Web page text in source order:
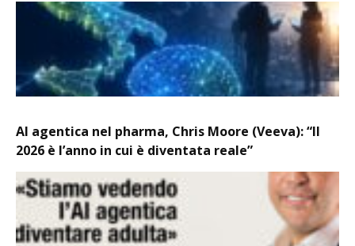
AI agentica nel pharma, Chris Moore (Veeva): “Il
2026 è l’anno in cui è diventata reale”